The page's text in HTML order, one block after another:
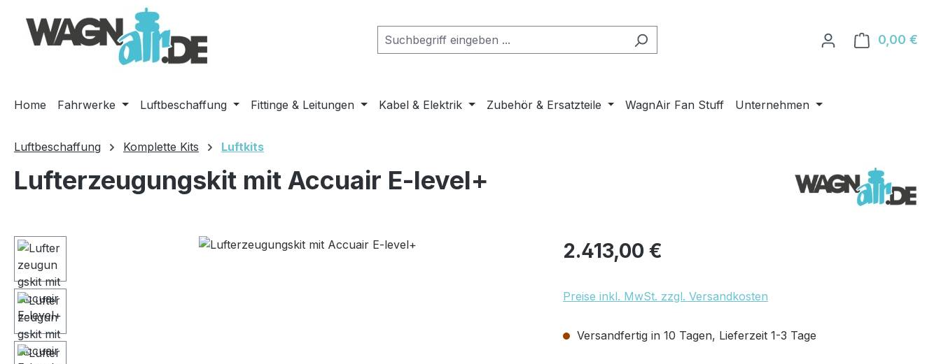
Hauptinhalt springen
Zur Suche springen
Zur Hauptnavigation springen
0,00 €
Home Fahrwerke Luftbeschaffung Fittinge & Leitungen Kabel & Elektrik Zubehör & Ersatzteile WagnAir Fan Stuff Unternehmen
Luftbeschaffung Komplette Kits Luftkits
Lufterzeugungskit mit Accuair E-level+
Bildergalerie überspringen Regulärer Preis:
2.413,00 €
Preise inkl. MwSt. zzgl. Versandkosten
Versandfertig in 10 Tagen, Lieferzeit 1-3 Tage